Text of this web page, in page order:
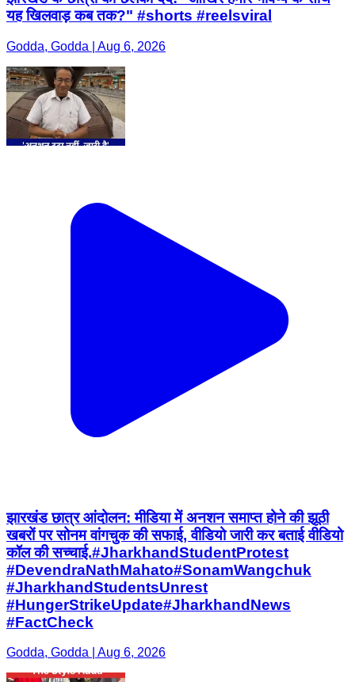
यह खिलवाड़ कब तक?" #shorts #reelsviral
Godda, Godda | Aug 6, 2026
झारखंड छात्र आंदोलन: मीडिया में अनशन समाप्त होने की झूठी
खबरों पर सोनम वांगचुक की सफाई, वीडियो जारी कर बताई वीडियो
कॉल की सच्चाई. ​#JharkhandStudentProtest ​
#DevendraNathMahato ​#SonamWangchuk ​
#JharkhandStudentsUnrest ​
#HungerStrikeUpdate ​#JharkhandNews ​
#FactCheck
Godda, Godda | Aug 6, 2026